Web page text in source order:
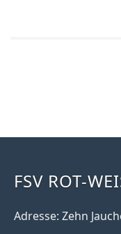
FSV ROT-
Adresse: Zehn